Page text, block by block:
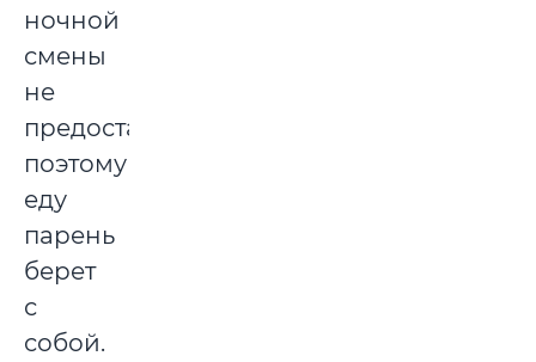
ночной
смены
не
предоставляется,
поэтому
еду
парень
берет
с
собой.